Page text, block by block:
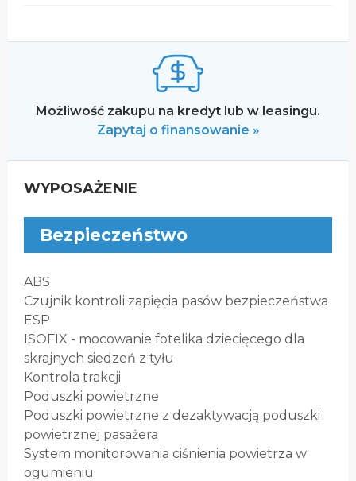
Możliwość zakupu na kredyt lub w leasingu.
Zapytaj o finansowanie »
WYPOSAŻENIE
Bezpieczeństwo
ABS
Czujnik kontroli zapięcia pasów bezpieczeństwa
ESP
ISOFIX - mocowanie fotelika dziecięcego dla
skrajnych siedzeń z tyłu
Kontrola trakcji
Poduszki powietrzne
Poduszki powietrzne z dezaktywacją poduszki
powietrznej pasażera
System monitorowania ciśnienia powietrza w
ogumieniu